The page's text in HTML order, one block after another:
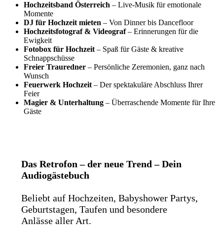
Hochzeitsband Österreich – Live-Musik für emotionale
Momente
DJ für Hochzeit mieten – Von Dinner bis Dancefloor
Hochzeitsfotograf & Videograf– Erinnerungen für die
Ewigkeit
Fotobox für Hochzeit – Spaß für Gäste & kreative
Schnappschüsse
Freier Trauredner – Persönliche Zeremonien, ganz nach
Wunsch
Feuerwerk Hochzeit – Der spektakuläre Abschluss Ihrer
Feier
Magier & Unterhaltung – Überraschende Momente für Ihre
Gäste
Das Retrofon – der neue Trend – Dein
Audiogästebuch
Beliebt auf Hochzeiten, Babyshower Partys,
Geburtstagen, Taufen und besondere
Anlässe aller Art.